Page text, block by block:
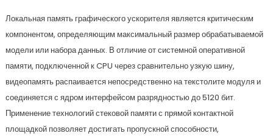
Локальная память графического ускорителя является критическим
компонентом, определяющим максимальный размер обрабатываемой
модели или набора данных. В отличие от системной оперативной
памяти, подключенной к CPU через сравнительно узкую шину,
видеопамять распаивается непосредственно на текстолите модуля и
соединяется с ядром интерфейсом разрядностью до 5120 бит.
Применение технологий стековой памяти с прямой контактной
площадкой позволяет достигать пропускной способности,